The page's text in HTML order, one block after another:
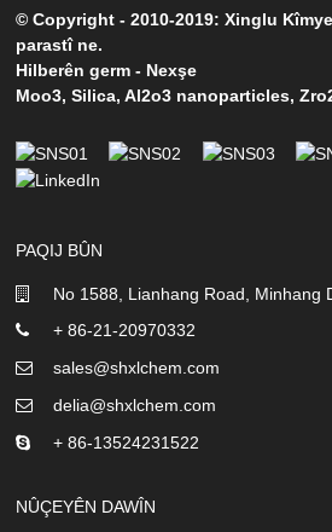
© Copyright - 2010-2019: Xinglu
parastî ne.
Hilberên germ - Nexşe
Moo3,Silica,Al2o3 nanoparticles,
PAQIJ BÛN
No 1588, Lianhang Road, Minhang
+ 86-21-20970332
sales@shxlchem.com
delia@shxlchem.com
+ 86-13524231522
NÛÇEYÊN DAWÎN